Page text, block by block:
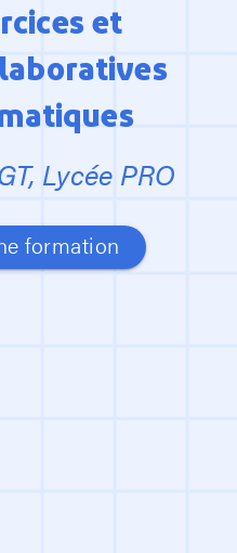
et
Lycée PRO
formation